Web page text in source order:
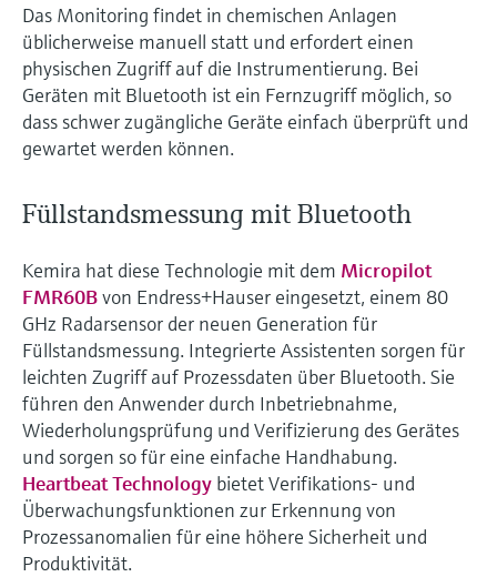
Das Monitoring findet in chemischen Anlagen
üblicherweise manuell statt und erfordert einen
physischen Zugriff auf die Instrumentierung. Bei
Geräten mit Bluetooth ist ein Fernzugriff möglich, so
dass schwer zugängliche Geräte einfach überprüft und
gewartet werden können.
Füllstandsmessung mit Bluetooth
Kemira hat diese Technologie mit dem Micropilot
FMR60Bvon Endress+Hauser eingesetzt, einem 80
GHz Radarsensor der neuen Generation für
Füllstandsmessung. Integrierte Assistenten sorgen für
leichten Zugriff auf Prozessdaten über Bluetooth. Sie
führen den Anwender durch Inbetriebnahme,
Wiederholungsprüfung und Verifizierung des Gerätes
und sorgen so für eine einfache Handhabung.
Heartbeat Technology bietet Verifikations- und
Überwachungsfunktionen zur Erkennung von
Prozessanomalien für eine höhere Sicherheit und
Produktivität.